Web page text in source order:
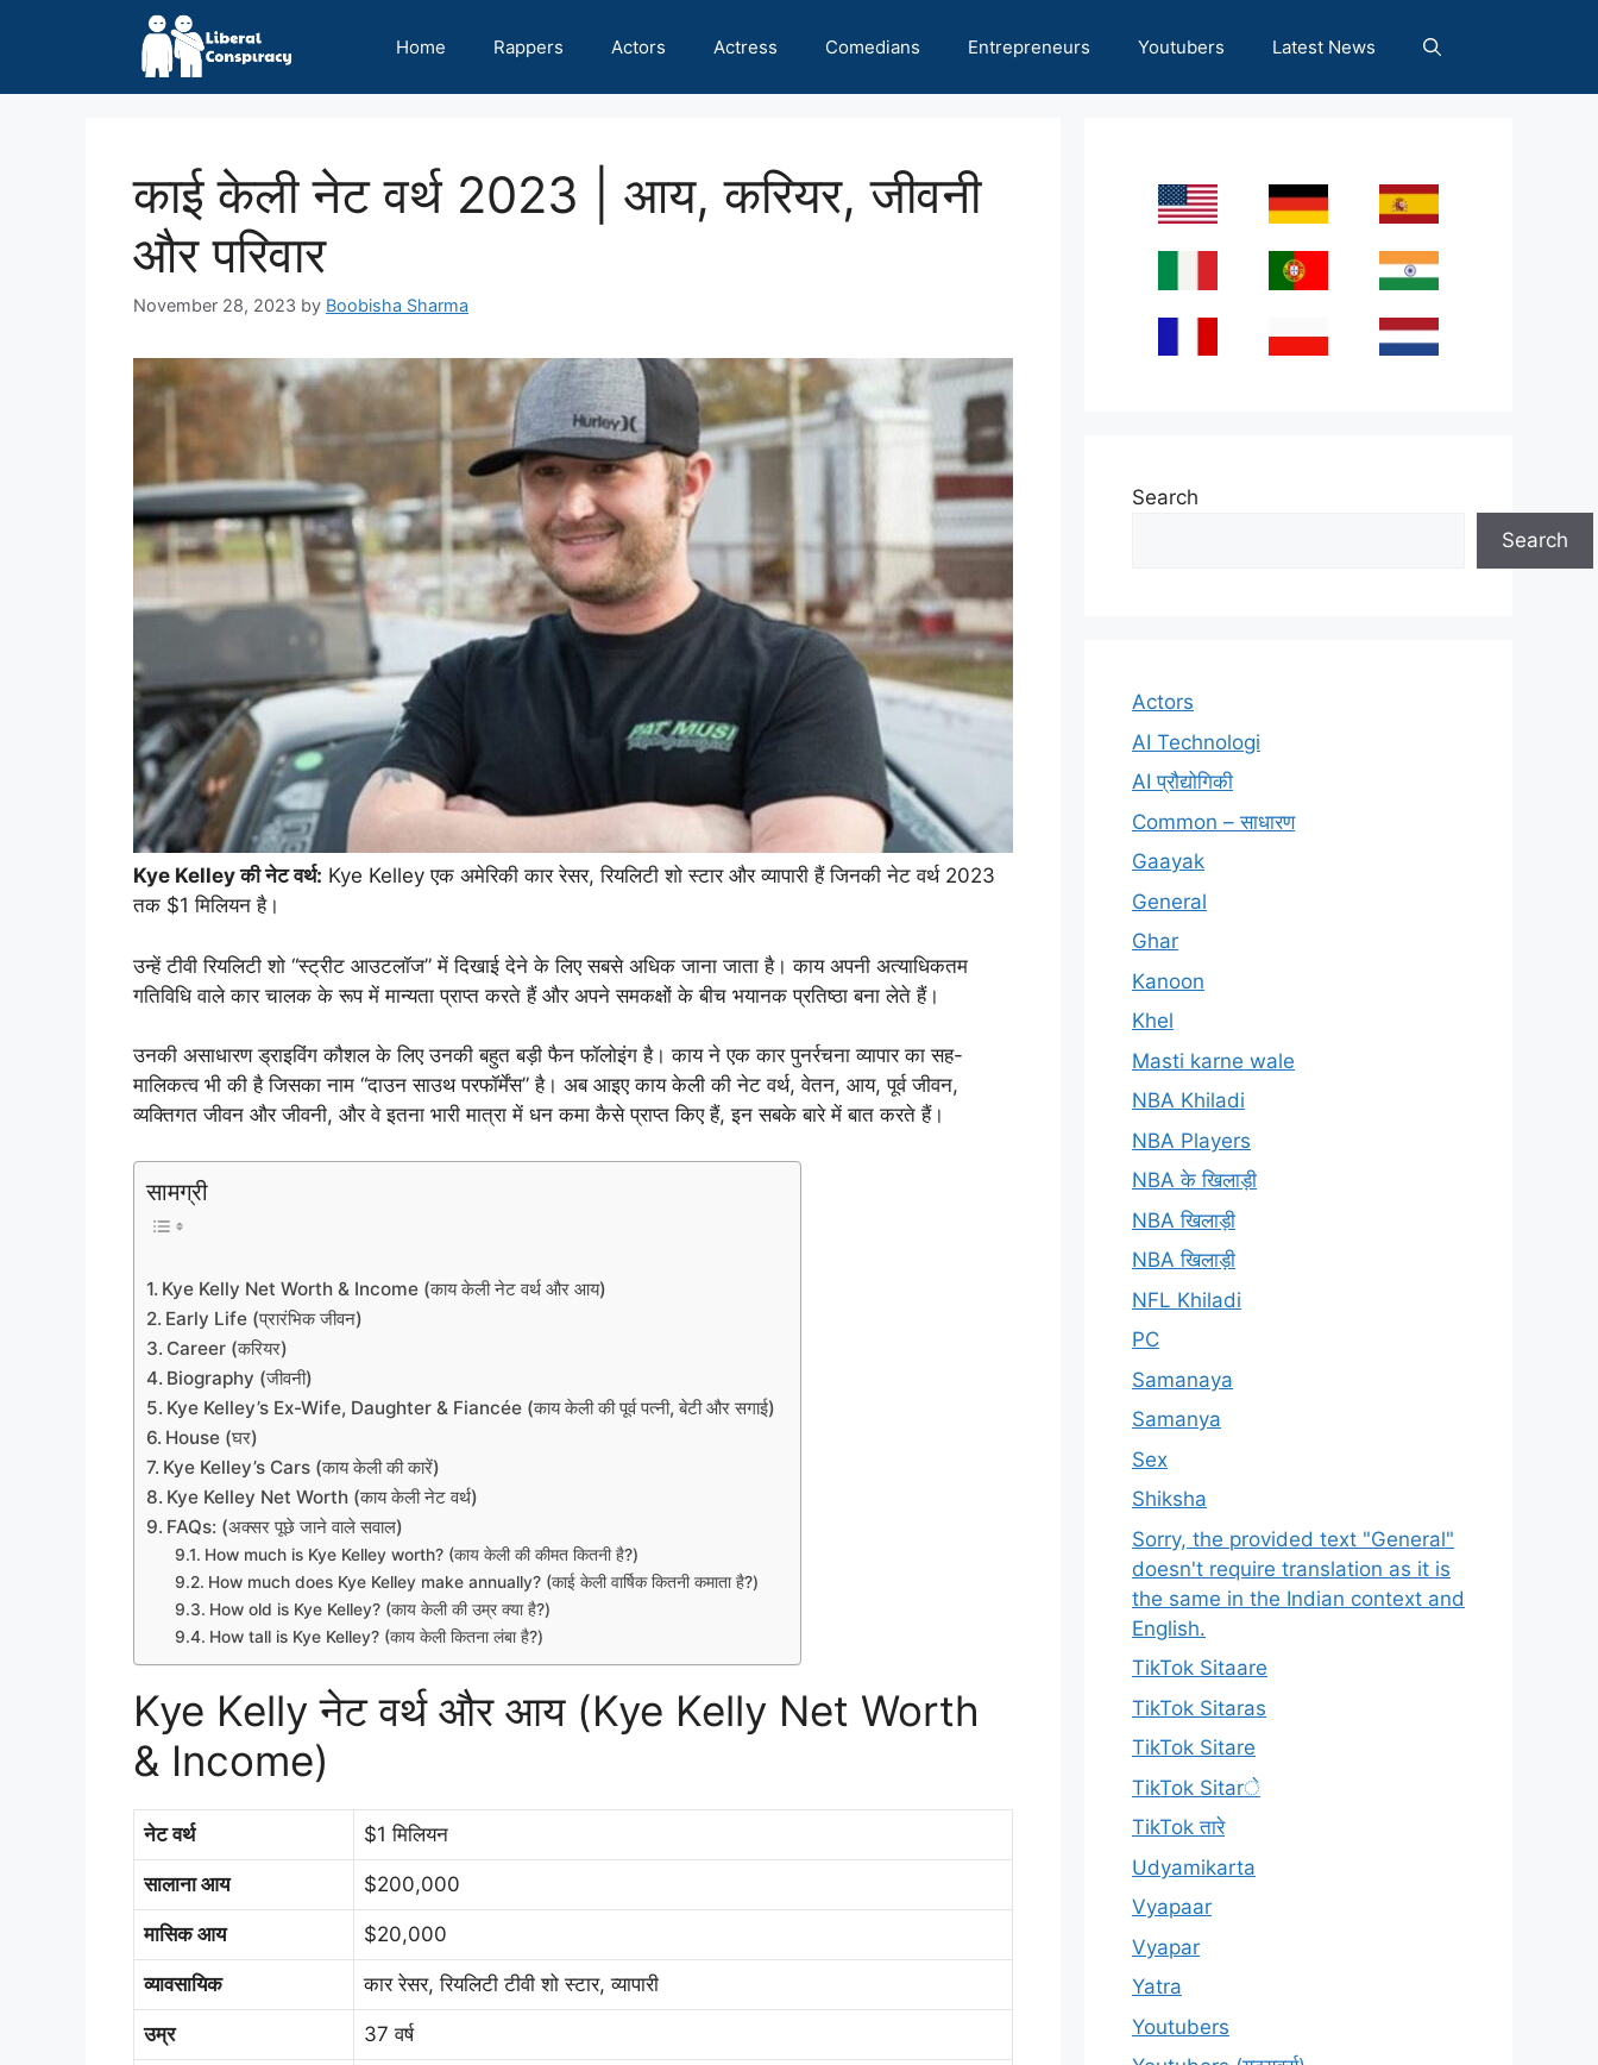
Home Rappers Actors Actress Comedians Entrepreneurs Youtubers Latest News
काई केली नेट वर्थ 2023 | आय, करियर, जीवनी
और परिवार
November 28, 2023 by Boobisha Sharma
Kye Kelley की नेट वर्थ: Kye Kelley एक अमेरिकी कार रेसर, रियलिटी शो स्टार और व्यापारी हैं जिनकी नेट वर्थ 2023
तक $1 मिलियन है।
उन्हें टीवी रियलिटी शो “स्ट्रीट आउटलॉज” में दिखाई देने के लिए सबसे अधिक जाना जाता है। काय अपनी अत्याधिकतम
गतिविधि वाले कार चालक के रूप में मान्यता प्राप्त करते हैं और अपने समकक्षों के बीच भयानक प्रतिष्ठा बना लेते हैं।
उनकी असाधारण ड्राइविंग कौशल के लिए उनकी बहुत बड़ी फैन फॉलोइंग है। काय ने एक कार पुनर्रचना व्यापार का सह-
मालिकत्व भी की है जिसका नाम “दाउन साउथ परफॉर्मेंस” है। अब आइए काय केली की नेट वर्थ, वेतन, आय, पूर्व जीवन,
व्यक्तिगत जीवन और जीवनी, और वे इतना भारी मात्रा में धन कमा कैसे प्राप्त किए हैं, इन सबके बारे में बात करते हैं।
सामग्री
Kye Kelly Net Worth & Income (काय केली नेट वर्थ और आय)
Early Life (प्रारंभिक जीवन)
Career (करियर)
Biography (जीवनी)
Kye Kelley’s Ex-Wife, Daughter & Fiancée (काय केली की पूर्व पत्नी, बेटी और सगाई)
House (घर)
Kye Kelley’s Cars (काय केली की कारें)
Kye Kelley Net Worth (काय केली नेट वर्थ)
FAQs: (अक्सर पूछे जाने वाले सवाल)
How much is Kye Kelley worth? (काय केली की कीमत कितनी है?)
How much does Kye Kelley make annually? (काई केली वार्षिक कितनी कमाता है?)
How old is Kye Kelley? (काय केली की उम्र क्या है?)
How tall is Kye Kelley? (काय केली कितना लंबा है?)
Kye Kelly नेट वर्थ और आय (Kye Kelly Net Worth
& Income)
नेट वर्थ $1 मिलियन
सालाना आय $200,000
मासिक आय $20,000
व्यावसायिक कार रेसर, रियलिटी टीवी शो स्टार, व्यापारी
उम्र 37 वर्ष
Search
Search
Actors
AI Technologi
AI प्रौद्योगिकी
Common – साधारण
Gaayak
General
Ghar
Kanoon
Khel
Masti karne wale
NBA Khiladi
NBA Players
NBA के खिलाड़ी
NBA खिलाड़ी
NBA खिलाड़ी
NFL Khiladi
PC
Samanaya
Samanya
Sex
Shiksha
Sorry, the provided text "General"
doesn't require translation as it is
the same in the Indian context and
English.
TikTok Sitaare
TikTok Sitaras
TikTok Sitare
TikTok Sitarे
TikTok तारे
Udyamikarta
Vyapaar
Vyapar
Yatra
Youtubers